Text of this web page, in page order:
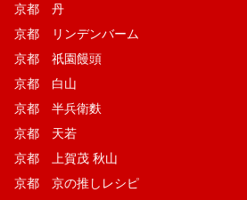
京都 丹
京都 リンデンバーム
京都 祇園饅頭
京都 白山
京都 半兵衛麩
京都 天若
京都 上賀茂 秋山
京都 京の推しレシピ